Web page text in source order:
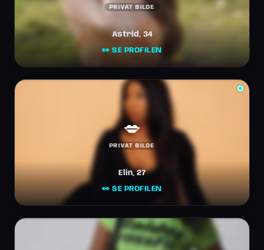
PRIVAT BILDE
Astrid, 34
👀 SE PROFILEN
💋
PRIVAT BILDE
Elin, 27
👀 SE PROFILEN